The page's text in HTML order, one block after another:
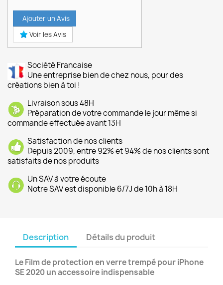
Ajouter un Avis
Voir les Avis
Société Francaise
Une entreprise bien de chez nous, pour des
créations bien à toi !
Livraison sous 48H
Préparation de votre commande le jour même si
commande effectuée avant 13H
Satisfaction de nos clients
Depuis 2009, entre 92% et 94% de nos clients sont
satisfaits de nos produits
Un SAV à votre écoute
Notre SAV est disponible 6/7J de 10h à 18H
Description Détails du produit
Le Film de protection en verre trempé pour iPhone
SE 2020 un accessoire indispensable